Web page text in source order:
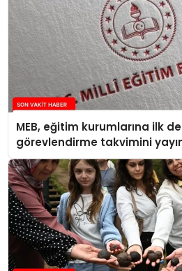
MEB, eğitim kurumlarına ilk
görevlendirme takvimini